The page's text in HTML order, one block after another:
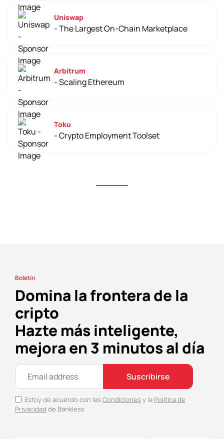
Uniswap
- The Largest On-Chain Marketplace
Arbitrum
- Scaling Ethereum
Toku
- Crypto Employment Toolset
Boletín
Domina la frontera de la
cripto
Hazte más inteligente,
mejora en 3 minutos al día
Suscribirse
Estoy de acuerdo con las Condiciones y la Política de
Privacidad de Bankless